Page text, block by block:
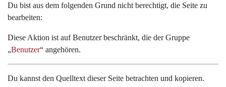
Wechseln zu:Navigation,Suche
Du bist aus dem folgenden Grund nicht berechtigt, die Seite zu
bearbeiten:
Diese Aktion ist auf Benutzer beschränkt, die der Gruppe
„Benutzer“ angehören.
Du kannst den Quelltext dieser Seite betrachten und kopieren.